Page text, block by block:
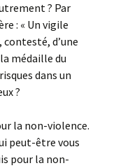
? Par
: « Un vigile
d’une
médaille du
dans un
?
la non-violence.
peut-être vous
pour la non-